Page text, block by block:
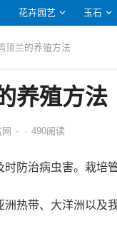
花卉园艺 玉石
顶兰的养殖方法
养殖方法
· · 490阅读
时防治病虫害。栽培
洲热带、大洋洲以及